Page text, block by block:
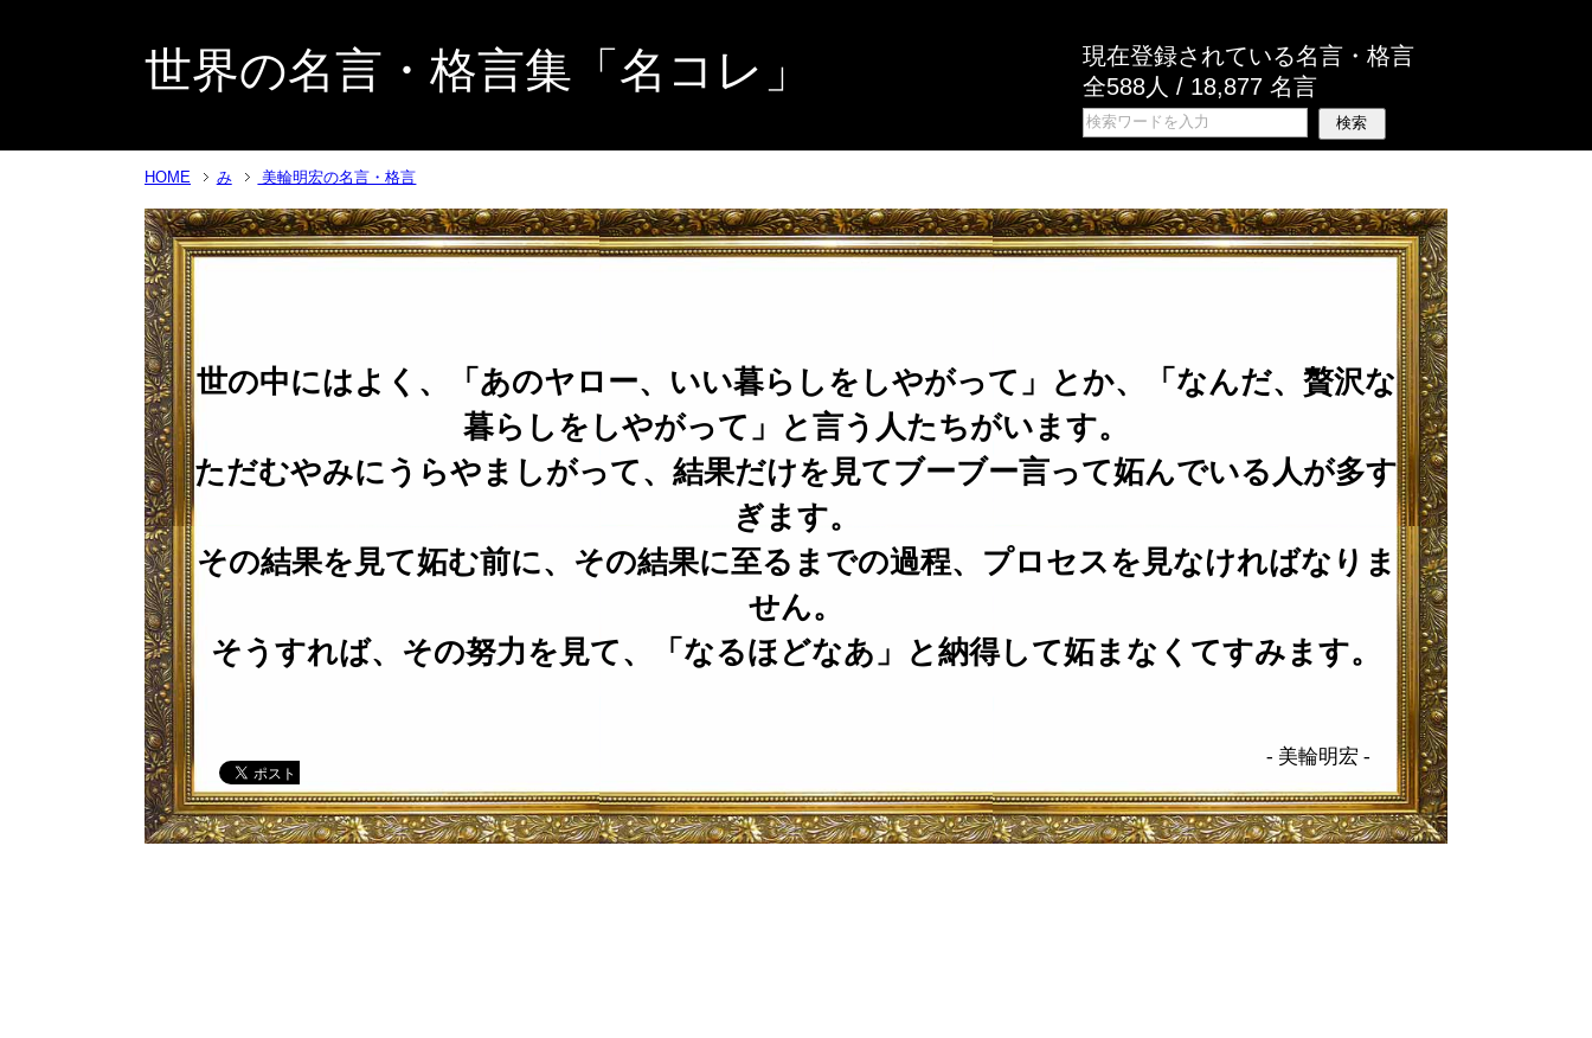
世界の名言・格言集「名コレ」
現在登録されている名言・格言
全588人 / 18,877 名言
HOME み 美輪明宏の名言・格言
世の中にはよく、「あのヤロー、いい暮らしをしやがって」とか、「なんだ、贅沢な
暮らしをしやがって」と言う人たちがいます。
ただむやみにうらやましがって、結果だけを見てブーブー言って妬んでいる人が多す
ぎます。
その結果を見て妬む前に、その結果に至るまでの過程、プロセスを見なければなりま
せん。
そうすれば、その努力を見て、「なるほどなあ」と納得して妬まなくてすみます。
- 美輪明宏 -